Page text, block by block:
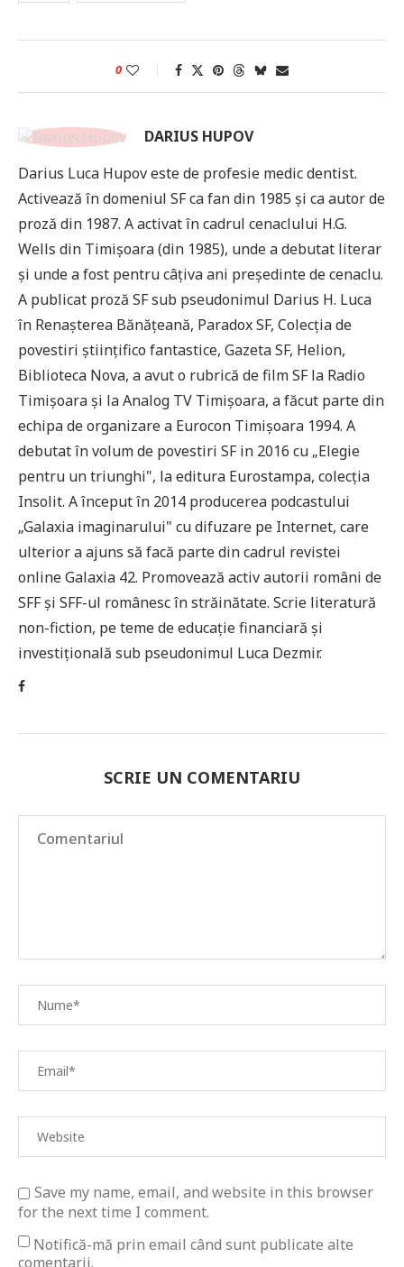
0
DARIUS HUPOV
Darius Luca Hupov este de profesie medic dentist.
Activează în domeniul SF ca fan din 1985 și ca autor de
proză din 1987. A activat în cadrul cenaclului H.G.
Wells din Timișoara (din 1985), unde a debutat literar
și unde a fost pentru câțiva ani președinte de cenaclu.
A publicat proză SF sub pseudonimul Darius H. Luca
în Renașterea Bănățeană, Paradox SF, Colecția de
povestiri științifico fantastice, Gazeta SF, Helion,
Biblioteca Nova, a avut o rubrică de film SF la Radio
Timișoara și la Analog TV Timișoara, a făcut parte din
echipa de organizare a Eurocon Timișoara 1994. A
debutat în volum de povestiri SF in 2016 cu „Elegie
pentru un triunghi", la editura Eurostampa, colecția
Insolit. A început în 2014 producerea podcastului
„Galaxia imaginarului" cu difuzare pe Internet, care
ulterior a ajuns să facă parte din cadrul revistei
online Galaxia 42. Promovează activ autorii români de
SFF și SFF-ul românesc în străinătate. Scrie literatură
non-fiction, pe teme de educație financiară și
investițională sub pseudonimul Luca Dezmir.
SCRIE UN COMENTARIU
Save my name, email, and website in this browser
for the next time I comment.
Notifică-mă prin email când sunt publicate alte
comentarii.